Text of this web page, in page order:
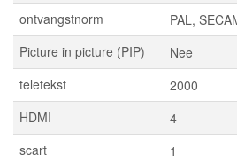
ontvangstnorm
PAL,
Picture in picture (PIP)
Nee
teletekst
2000
HDMI
4
scart
1